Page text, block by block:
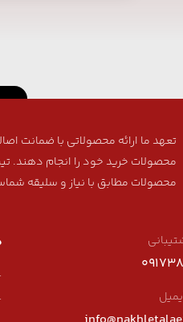
تعهد ما ارائه محصولاتی با ضمانت
محصولات خرید خود را انجام دهند.
محصولات مطابق با نیاز و سلیقه